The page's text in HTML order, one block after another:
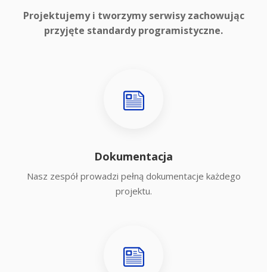
Projektujemy i tworzymy serwisy zachowując
przyjęte standardy programistyczne.
Dokumentacja
Nasz zespół prowadzi pełną dokumentacje każdego
projektu.